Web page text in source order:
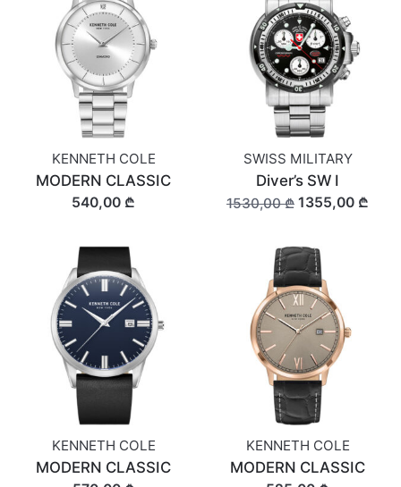
KENNETH COLE
MODERN CLASSIC
540,00 ₾
SWISS MILITARY
Diver’s SW I
1530,00 ₾ 1355,00 ₾
KENNETH COLE
MODERN CLASSIC
KENNETH COLE
MODERN CLASSIC